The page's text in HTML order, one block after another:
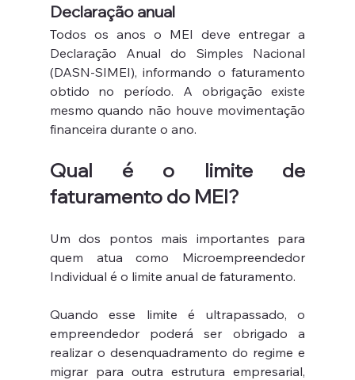
Declaração anual
Todos os anos o MEI deve entregar a
Declaração Anual do Simples Nacional
(DASN-SIMEI), informando o faturamento
obtido no período. A obrigação existe
mesmo quando não houve movimentação
financeira durante o ano.
Qual é o limite de
faturamento do MEI?
Um dos pontos mais importantes para
quem atua como Microempreendedor
Individual é o limite anual de faturamento.
Quando esse limite é ultrapassado, o
empreendedor poderá ser obrigado a
realizar o desenquadramento do regime e
migrar para outra estrutura empresarial,